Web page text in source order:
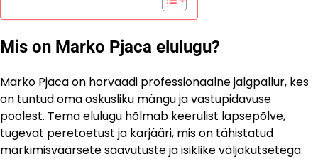
Mis on Marko Pjaca elulugu?
Marko Pjacaon horvaadi professionaalne jalgpallur, kes
on tuntud oma oskusliku mängu ja vastupidavuse
poolest. Tema elulugu hõlmab keerulist lapsepõlve,
tugevat peretoetust ja karjääri, mis on tähistatud
märkimisväärsete saavutuste ja isiklike väljakutsetega.